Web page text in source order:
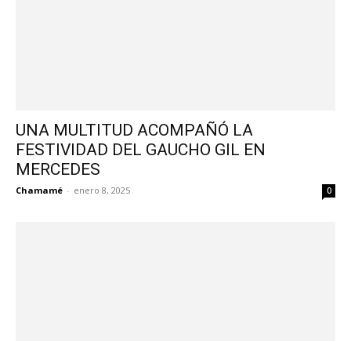
UNA MULTITUD ACOMPAÑÓ LA
FESTIVIDAD DEL GAUCHO GIL EN
MERCEDES
Chamamé - enero 8, 2025 0